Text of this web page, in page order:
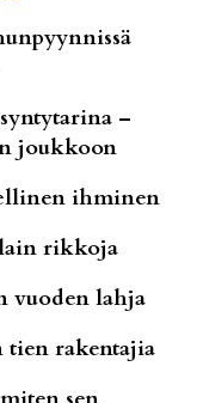
–
joukkoon
ihminen
rikkoja
vuoden lahja
tien rakentajia